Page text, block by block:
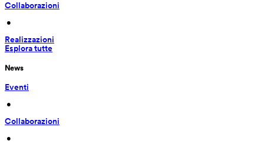
Collaborazioni
•
Realizzazioni
Esplora tutte
News
Eventi
•
Collaborazioni
•